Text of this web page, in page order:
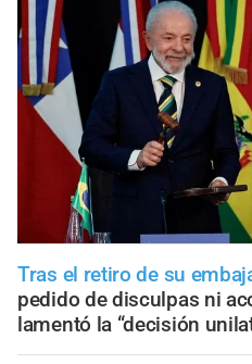
Tras el retiro de su
pedido de disculpas ni
lamentó la “decisión